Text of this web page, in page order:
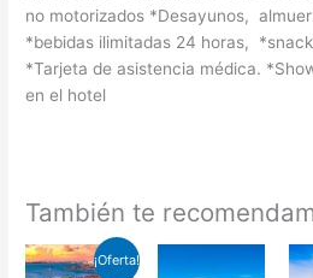
no motorizados *Desayunos,
*bebidas ilimitadas 24 horas,
*Tarjeta de asistencia médica.
en el hotel
También te
¡Oferta!
El
precio
El
precio